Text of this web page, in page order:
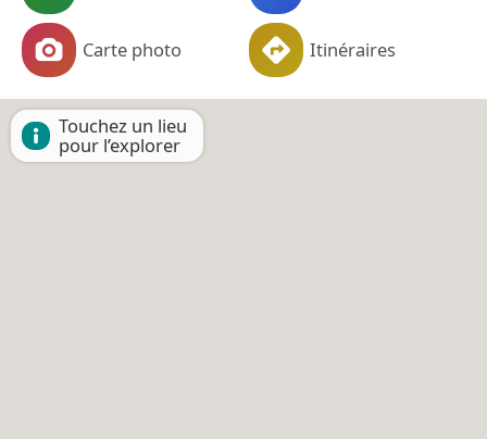
Carte photo Itinéraires
Touchez un lieu
pour l’explorer